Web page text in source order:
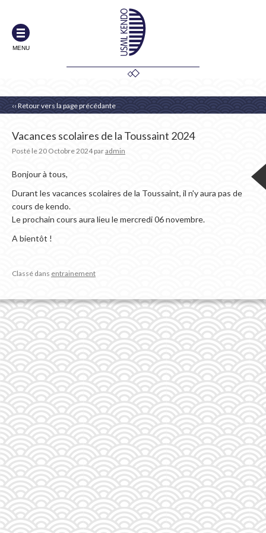
MENU
‹‹ Retour vers la page précédante
Vacances scolaires de la Toussaint 2024
Posté le20 Octobre 2024paradmin
Bonjour à tous,
Durant les vacances scolaires de la Toussaint, il n'y aura pas de
cours de kendo.
Le prochain cours aura lieu le mercredi 06 novembre.
A bientôt !
Classé dans entrainement